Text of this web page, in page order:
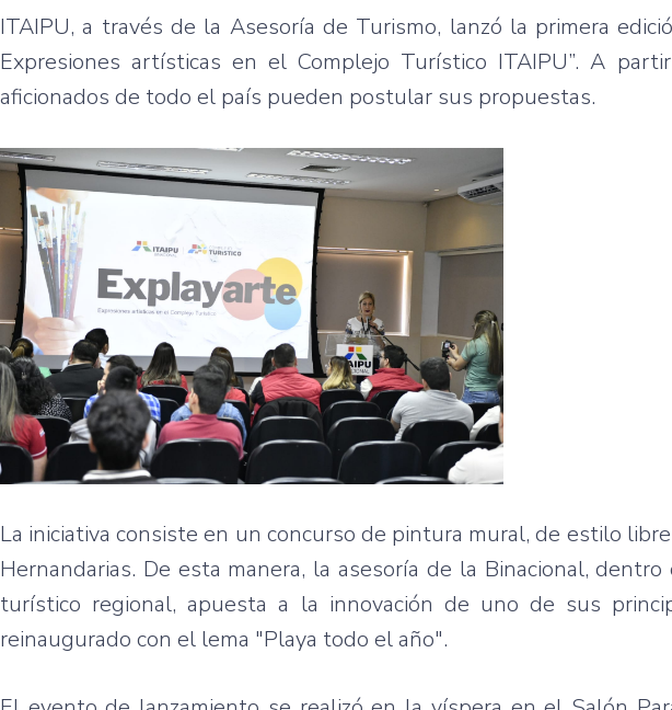
ITAIPU, a través de la Asesoría de Turismo, lanzó la primera
Expresiones artísticas en el Complejo Turístico ITAIPU”. A
aficionados de todo el país pueden postular sus propuestas.
La iniciativa consiste en un concurso de pintura mural, de estilo
Hernandarias. De esta manera, la asesoría de la Binacional,
turístico regional, apuesta a la innovación de uno de sus
reinaugurado con el lema "Playa todo el año".